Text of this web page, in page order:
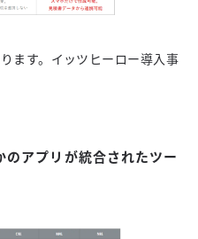
ます。イッツヒーロー導入事
アプリが統合されたツー